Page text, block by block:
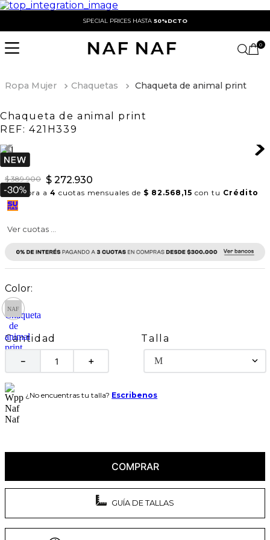
SPECIAL PRICES HASTA 50%DCTO
0
Ropa Mujer Chaquetas Chaqueta de animal print
Chaqueta de animal print
REF: 421H339
$ 389.900 $ 272.930
Compra a 4 cuotas mensuales de $ 82.568,15 con tu Crédito
Ver cuotas ...
Cantidad
＋
－
Talla
M
¿No encuentras tu talla? Escribenos
COMPRAR
GUÍA DE TALLAS